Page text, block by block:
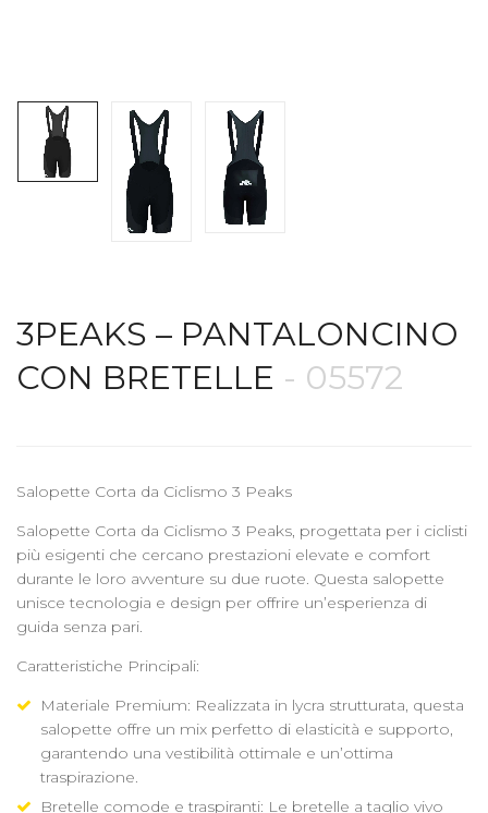
3PEAKS – PANTALONCINO
CON BRETELLE - 05572
Salopette Corta da Ciclismo 3 Peaks
Salopette Corta da Ciclismo 3 Peaks, progettata per i ciclisti
più esigenti che cercano prestazioni elevate e comfort
durante le loro avventure su due ruote. Questa salopette
unisce tecnologia e design per offrire un’esperienza di
guida senza pari.
Caratteristiche Principali:
Materiale Premium: Realizzata in lycra strutturata, questa
salopette offre un mix perfetto di elasticità e supporto,
garantendo una vestibilità ottimale e un’ottima
traspirazione.
Bretelle comode e traspiranti: Le bretelle a taglio vivo